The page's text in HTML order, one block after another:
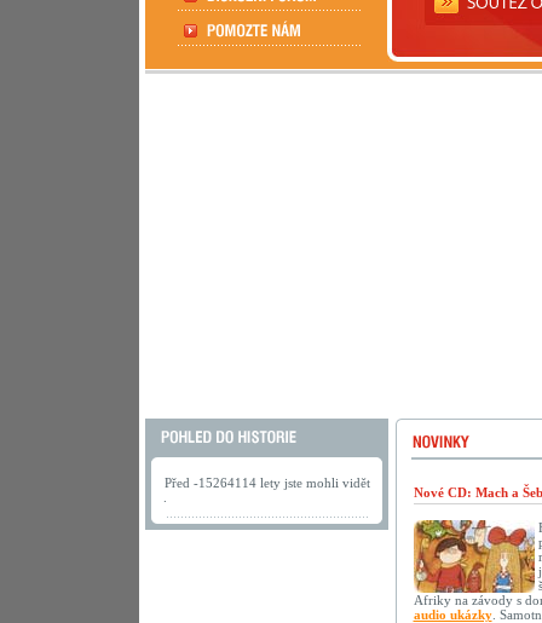
Před -15264114 lety jste mohli vidět
Nové CD: Mach a
Afriky na závody s
audio ukázky.